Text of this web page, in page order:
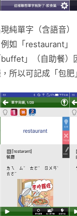
純單字（含語音
如「restaurant」
buffet」（自助餐）
所以可記成「包肥